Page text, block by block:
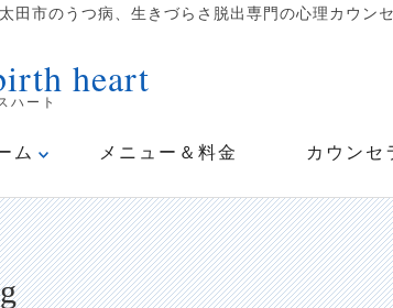
田市のうつ病、生きづらさ脱出専門の心理カウン
heart
ハート
ム メニュー＆料金 カウンセ